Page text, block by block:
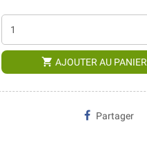
shopping_cart AJOUTER AU PANIER
Partager